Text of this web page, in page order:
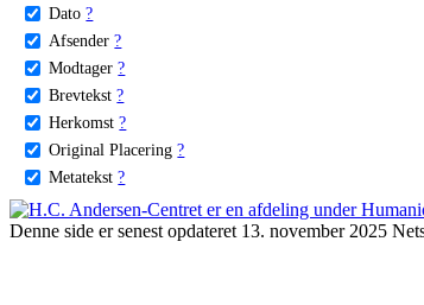
Dato ?
Afsender ?
Modtager ?
Brevtekst ?
Herkomst ?
Original Placering ?
Metatekst ?
Denne side er senest opdateret 13. november 2025